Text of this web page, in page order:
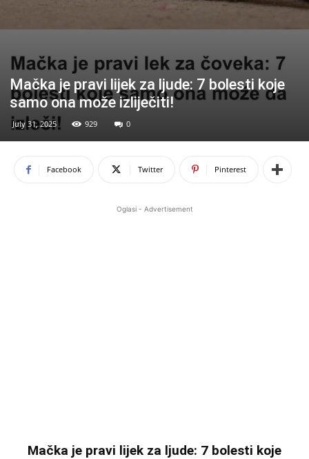
Mačka je pravi lijek za ljude: 7 bolesti koje
samo ona može izliječiti!
July 31, 2025 929 0
Facebook Twitter Pinterest
Oglasi - Advertisement
Mačka je pravi lijek za ljude: 7 bolesti koje